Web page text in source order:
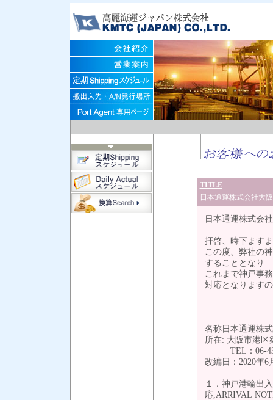
TITLE
日本通運株式会社大
日本通運株式会
拝啓、時下ます
この度、弊社の
することとなり
これまで神戸事
対応となります
名称日本通運株
所在: 大阪市港
TEL：06-
改編日：2020年6
１．神戸港輸出
応,ARRIVAL